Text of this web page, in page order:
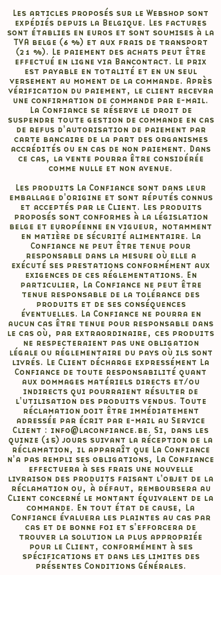
Les articles proposés sur le Webshop sont
expédiés depuis la Belgique. Les factures
sont établies en euros et sont soumises à la
TVA belge (6 %) et aux frais de transport
(21 %). Le paiement des achats peut être
effectué en ligne via Bancontact. Le prix
est payable en totalité et en un seul
versement au moment de la commande. Après
vérification du paiement, le client recevra
une confirmation de commande par e-mail.
La Confiance se réserve le droit de
suspendre toute gestion de commande en cas
de refus d'autorisation de paiement par
carte bancaire de la part des organismes
accrédités ou en cas de non paiement. Dans
ce cas, la vente pourra être considérée
comme nulle et non avenue.
Les produits La Confiance sont dans leur
emballage d'origine et sont réputés connus
et acceptés par le Client. Les produits
proposés sont conformes à la législation
belge et européenne en vigueur, notamment
en matière de sécurité alimentaire. La
Confiance ne peut être tenue pour
responsable dans la mesure où elle a
exécuté ses prestations conformément aux
exigences de ces réglementations. En
particulier, La Confiance ne peut être
tenue responsable de la tolérance des
produits et de ses conséquences
éventuelles. La Confiance ne pourra en
aucun cas être tenue pour responsable dans
le cas où, par extraordinaire, ces produits
ne respecteraient pas une obligation
légale ou réglementaire du pays où ils sont
livrés. Le Client décharge expressément La
Confiance de toute responsabilité quant
aux dommages matériels directs et/ou
indirects qui pourraient résulter de
l'utilisation des produits vendus. Toute
réclamation doit être immédiatement
adressée par écrit par e-mail au Service
Client : info@laconfiance.be. Si, dans les
quinze (15) jours suivant la réception de la
réclamation, il apparaît que La Confiance
n'a pas rempli ses obligations, La Confiance
effectuera à ses frais une nouvelle
livraison des produits faisant l'objet de la
réclamation ou, à défaut, remboursera au
Client concerné le montant équivalent de la
commande. En tout état de cause, La
Confiance évaluera les plaintes au cas par
cas et de bonne foi et s'efforcera de
trouver la solution la plus appropriée
pour le Client, conformément à ses
spécifications et dans les limites des
présentes Conditions Générales.